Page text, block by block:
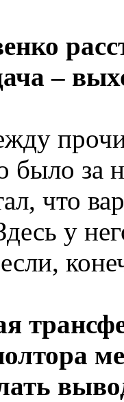
–
было за
что
у